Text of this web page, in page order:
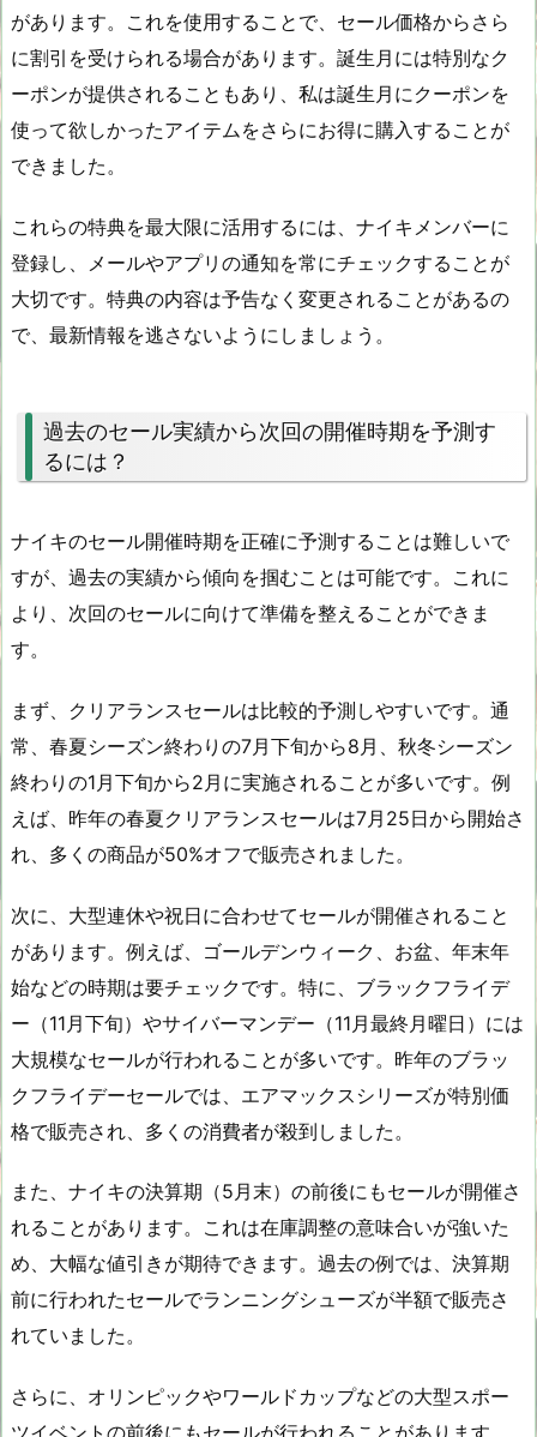
があります。これを使用することで、セール価格からさら
に割引を受けられる場合があります。誕生月には特別なク
ーポンが提供されることもあり、私は誕生月にクーポンを
使って欲しかったアイテムをさらにお得に購入することが
できました。
これらの特典を最大限に活用するには、ナイキメンバーに
登録し、メールやアプリの通知を常にチェックすることが
大切です。特典の内容は予告なく変更されることがあるの
で、最新情報を逃さないようにしましょう。
過去のセール実績から次回の開催時期を予測す
るには？
ナイキのセール開催時期を正確に予測することは難しいで
すが、過去の実績から傾向を掴むことは可能です。これに
より、次回のセールに向けて準備を整えることができま
す。
まず、クリアランスセールは比較的予測しやすいです。通
常、春夏シーズン終わりの7月下旬から8月、秋冬シーズン
終わりの1月下旬から2月に実施されることが多いです。例
えば、昨年の春夏クリアランスセールは7月25日から開始さ
れ、多くの商品が50%オフで販売されました。
次に、大型連休や祝日に合わせてセールが開催されること
があります。例えば、ゴールデンウィーク、お盆、年末年
始などの時期は要チェックです。特に、ブラックフライデ
ー（11月下旬）やサイバーマンデー（11月最終月曜日）には
大規模なセールが行われることが多いです。昨年のブラッ
クフライデーセールでは、エアマックスシリーズが特別価
格で販売され、多くの消費者が殺到しました。
また、ナイキの決算期（5月末）の前後にもセールが開催さ
れることがあります。これは在庫調整の意味合いが強いた
め、大幅な値引きが期待できます。過去の例では、決算期
前に行われたセールでランニングシューズが半額で販売さ
れていました。
さらに、オリンピックやワールドカップなどの大型スポー